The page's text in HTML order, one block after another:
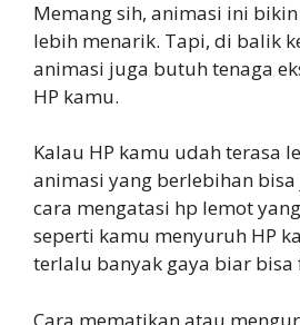
Memang sih, animasi ini
lebih menarik. Tapi, di balik
animasi juga butuh tenaga
HP kamu.
Kalau HP kamu udah terasa
animasi yang berlebihan
cara mengatasi hp lemot
seperti kamu menyuruh HP
terlalu banyak gaya biar bisa
Cara mematikan atau